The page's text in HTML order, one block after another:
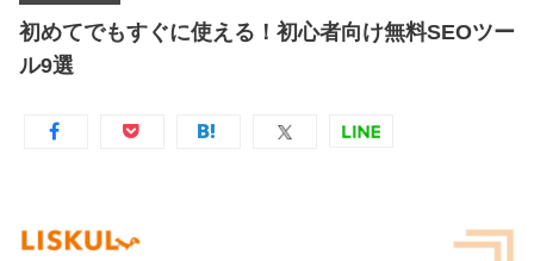
初めてでもすぐに使える！初心者向け無料SEOツー
ル9選